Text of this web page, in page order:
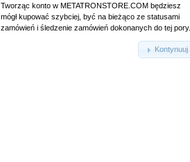
Tworząc konto w METATRONSTORE.COM będziesz
mógł kupować szybciej, być na bieżąco ze statusami
zamówień i śledzenie zamówień dokonanych do tej pory.
Kontynuuj